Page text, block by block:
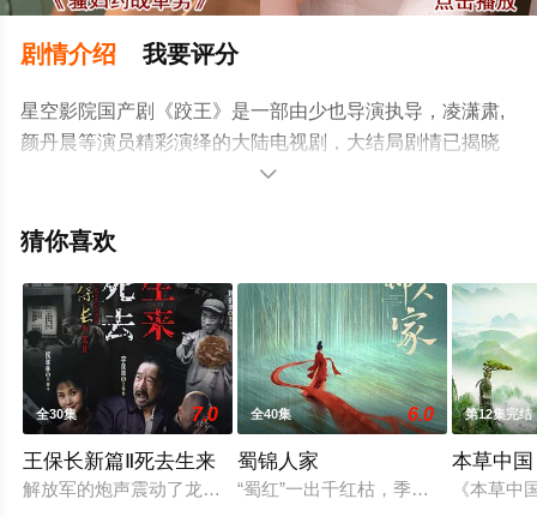
剧情介绍 我要评分
星空影院国产剧《跤王》是一部由少也导演执导，凌潇肃,
颜丹晨等演员精彩演绎的大陆电视剧，大结局剧情已揭晓
（全23集），手机免费观看高清无删减完整版电视剧全集
猫或剧情网等平台了解。

猜你喜欢
全30集 7.0
王保长新篇Ⅱ死去生来
解放军的炮声震动了龙隐镇，王保长解救了丁当夫妇，令潘驼
全40集 6.0
蜀锦人家
“蜀红”一出千红枯，季英英之父却因
第12集完结
本草中
《本草中